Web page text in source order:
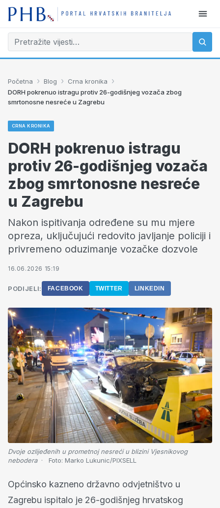
Početna › Blog › Crna kronika ›
DORH pokrenuo istragu protiv 26-godišnjeg vozača zbog
smrtonosne nesreće u Zagrebu
CRNA KRONIKA
DORH pokrenuo istragu
protiv 26-godišnjeg vozača
zbog smrtonosne nesreće
u Zagrebu
Nakon ispitivanja određene su mu mjere
opreza, uključujući redovito javljanje policiji i
privremeno oduzimanje vozačke dozvole
16.06.2026 15:19
PODIJELI: FACEBOOK TWITTER LINKEDIN
Dvoje ozlijeđenih u prometnoj nesreći u blizini Vjesnikovog
nebodera
Foto: Marko Lukunic/PIXSELL
Općinsko kazneno državno odvjetništvo u
Zagrebu ispitalo je 26-godišnjeg hrvatskog